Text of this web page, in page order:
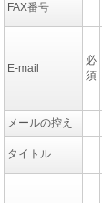
FAX番号
E-mail
必
須
メールの控え
タイトル